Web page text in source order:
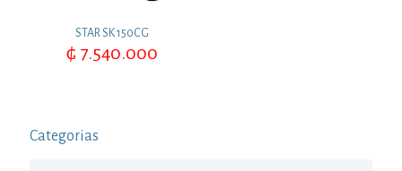
STAR SK 150CG
₲ 7.540.000
Categorias